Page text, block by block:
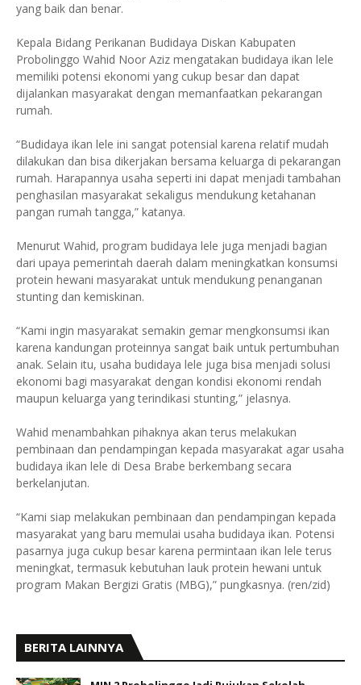
yang baik dan benar.
Kepala Bidang Perikanan Budidaya Diskan Kabupaten
Probolinggo Wahid Noor Aziz mengatakan budidaya ikan lele
memiliki potensi ekonomi yang cukup besar dan dapat
dijalankan masyarakat dengan memanfaatkan pekarangan
rumah.
“Budidaya ikan lele ini sangat potensial karena relatif mudah
dilakukan dan bisa dikerjakan bersama keluarga di pekarangan
rumah. Harapannya usaha seperti ini dapat menjadi tambahan
penghasilan masyarakat sekaligus mendukung ketahanan
pangan rumah tangga,” katanya.
Menurut Wahid, program budidaya lele juga menjadi bagian
dari upaya pemerintah daerah dalam meningkatkan konsumsi
protein hewani masyarakat untuk mendukung penanganan
stunting dan kemiskinan.
“Kami ingin masyarakat semakin gemar mengkonsumsi ikan
karena kandungan proteinnya sangat baik untuk pertumbuhan
anak. Selain itu, usaha budidaya lele juga bisa menjadi solusi
ekonomi bagi masyarakat dengan kondisi ekonomi rendah
maupun keluarga yang terindikasi stunting,” jelasnya.
Wahid menambahkan pihaknya akan terus melakukan
pembinaan dan pendampingan kepada masyarakat agar usaha
budidaya ikan lele di Desa Brabe berkembang secara
berkelanjutan.
“Kami siap melakukan pembinaan dan pendampingan kepada
masyarakat yang baru memulai usaha budidaya ikan. Potensi
pasarnya juga cukup besar karena permintaan ikan lele terus
meningkat, termasuk kebutuhan lauk protein hewani untuk
program Makan Bergizi Gratis (MBG),” pungkasnya. (ren/zid)
BERITA LAINNYA